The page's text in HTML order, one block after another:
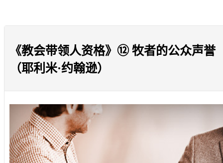
《教会带领人资格》⑫ 牧者的公众声誉
（耶利米·约翰逊）